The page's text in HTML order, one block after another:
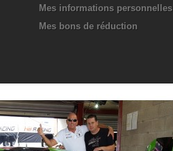
Mes informations personnelles
Mes bons de réduction